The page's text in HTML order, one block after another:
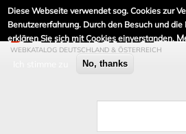
Diese Webseite verwendet sog. Cookies zur
Benutzererfahrung. Durch den Besuch und
erklären Sie sich mit Cookies einverstanden.
No, thanks
DE-LINKLISTE.DE
WEBKATALOG DEUTSCHLAND & ÖSTERREICH